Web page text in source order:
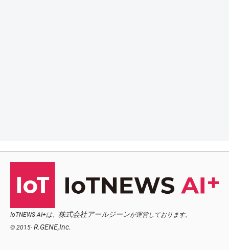
IoTNEWS AI+は、 株式会社アールジーンが運営しております。
© 2015- R.GENE,Inc.